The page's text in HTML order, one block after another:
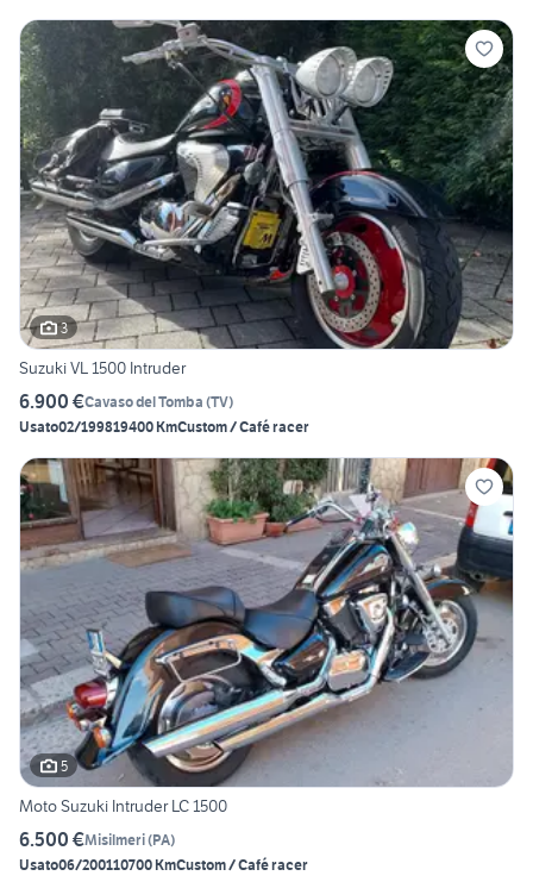
3
Suzuki VL 1500 Intruder
6.900 €Cavaso del Tomba (TV)
Usato02/199819400 KmCustom / Café racer
5
Moto Suzuki Intruder LC 1500
6.500 €Misilmeri(PA)
Usato06/200110700 KmCustom / Café racer